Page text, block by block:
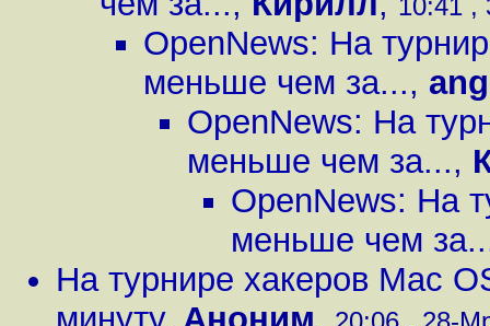
10:41 ,
OpenNews: На
меньше чем за...,
OpenNews: На
меньше чем за...,
OpenNews: На
меньше чем
На турнире хакеров Mac